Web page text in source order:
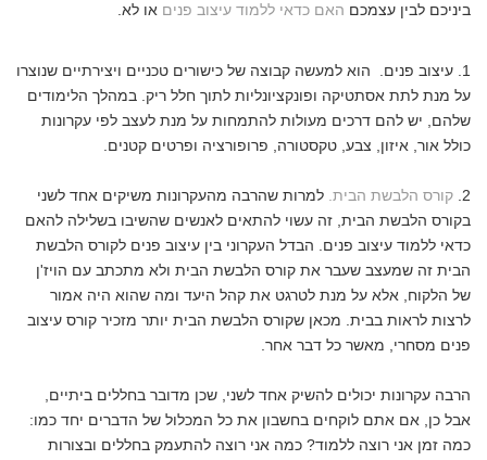
ביניכם לבין עצמכם האם כדאי ללמוד עיצוב פנים או לא.
1. עיצוב פנים. הוא למעשה קבוצה של כישורים טכניים ויצירתיים שנוצרו
על מנת לתת אסתטיקה ופונקציונליות לתוך חלל ריק. במהלך הלימודים
שלהם, יש להם דרכים מעולות להתמחות על מנת לעצב לפי עקרונות
כולל אור, איזון, צבע, טקסטורה, פרופורציה ופרטים קטנים.
2. קורס הלבשת הבית. למרות שהרבה מהעקרונות משיקים אחד לשני
בקורס הלבשת הבית, זה עשוי להתאים לאנשים שהשיבו בשלילה להאם
כדאי ללמוד עיצוב פנים. הבדל העקרוני בין עיצוב פנים לקורס הלבשת
הבית זה שמעצב שעבר את קורס הלבשת הבית ולא מתכתב עם הויז'ן
של הלקוח, אלא על מנת לטרגט את קהל היעד ומה שהוא היה אמור
לרצות לראות בבית. מכאן שקורס הלבשת הבית יותר מזכיר קורס עיצוב
פנים מסחרי, מאשר כל דבר אחר.
הרבה עקרונות יכולים להשיק אחד לשני, שכן מדובר בחללים ביתיים,
אבל כן, אם אתם לוקחים בחשבון את כל המכלול של הדברים יחד כמו:
כמה זמן אני רוצה ללמוד? כמה אני רוצה להתעמק בחללים ובצורות